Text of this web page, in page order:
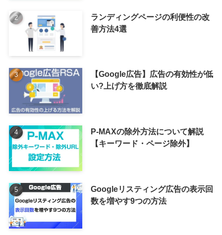
ランディングページの利便性の改
善方法4選
【Google広告】広告の有効性が低
い?上げ方を徹底解説
P-MAXの除外方法について解説
【キーワード・ページ除外】
Googleリスティング広告の表示回
数を増やす9つの方法